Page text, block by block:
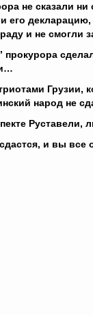
не сказали
его
и не смогли
прокурора
Грузии,
народ не
и вы